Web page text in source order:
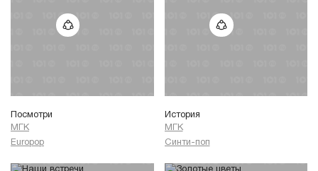
Посмотри
МГК
Europop
История
МГК
Синти-поп